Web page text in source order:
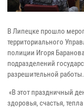
В Липецке прошло
территориального
полиции Игоря
подразделений
разрешительной работы.
«В этот праздничный
здоровья, счастья,